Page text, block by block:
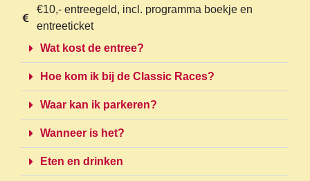
€10,- entreegeld, incl. programma boekje en
entreeticket
Wat kost de entree?
Hoe kom ik bij de Classic Races?
Waar kan ik parkeren?
Wanneer is het?
Eten en drinken